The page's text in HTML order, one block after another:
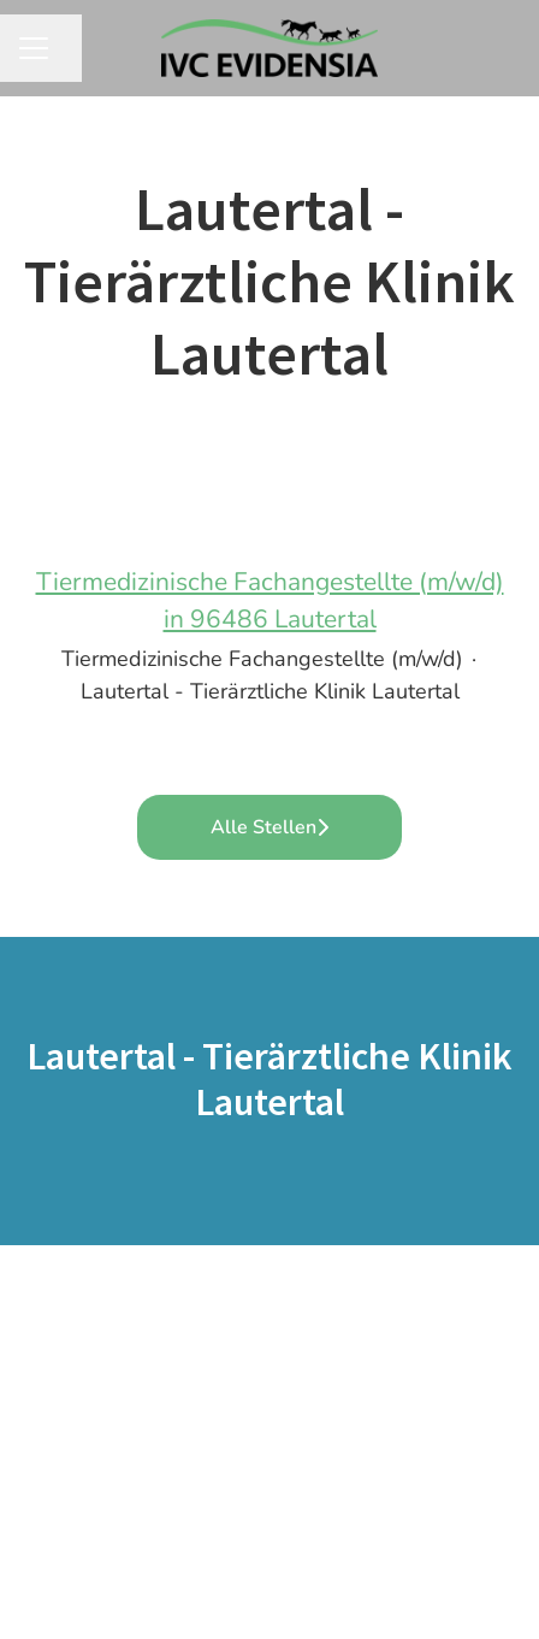
Lautertal -
Tierärztliche Klinik
Lautertal
Tiermedizinische Fachangestellte (m/w/d)
in 96486 Lautertal
Tiermedizinische Fachangestellte (m/w/d) ·
Lautertal - Tierärztliche Klinik Lautertal
Alle Stellen
Lautertal - Tierärztliche Klinik
Lautertal